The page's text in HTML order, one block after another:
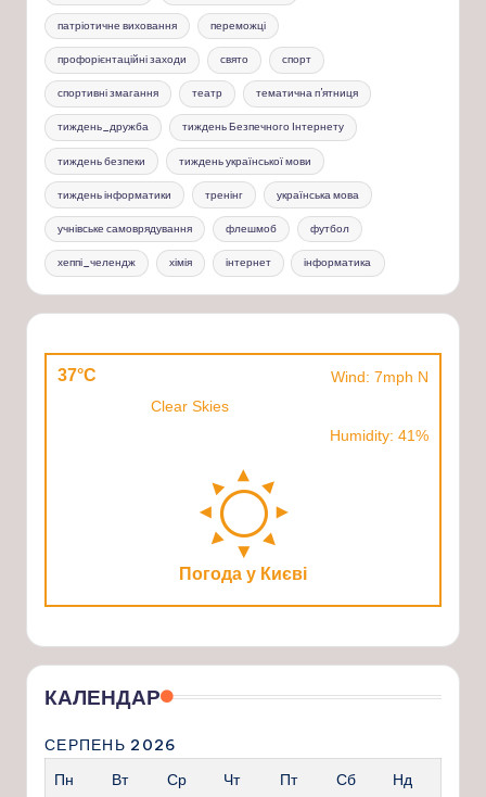
патріотичне виховання переможці
профорієнтаційні заходи свято спорт
спортивні змагання театр тематична п'ятниця
тиждень_дружба тиждень Безпечного Інтернету
тиждень безпеки тиждень української мови
тиждень інформатики тренінг українська мова
учнівське самоврядування флешмоб футбол
хеппі_челендж хімія інтернет інформатика
37°C
Wind: 7mph N
Clear Skies
Humidity: 41%
Погода у Києві
КАЛЕНДАР
СЕРПЕНЬ 2026
Пн
Вт Ср Чт Пт Сб Нд